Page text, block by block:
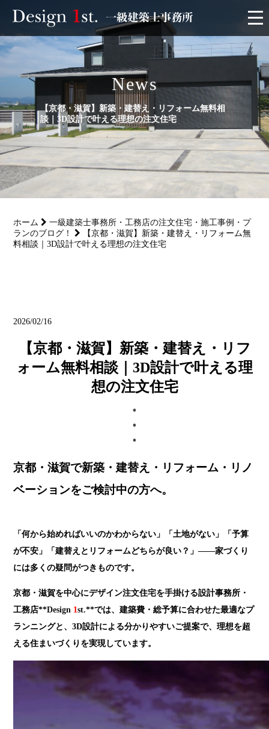
モニター
施工実績・施工事例
リフォーム
サービス
News
【京都・滋賀】新築・建替え・リフォーム無料相
談｜3D設計で叶える理想の注文住宅
ホーム
一級建築士事務所・工務店の注文住宅・施工事例・プ
ランのブログ！
【京都・滋賀】新築・建替え・リフォーム無
料相談｜3D設計で叶える理想の注文住宅
2026/02/16
【京都・滋賀】新築・建替え・リフ
ォーム無料相談｜3D設計で叶える理
想の注文住宅
京都・滋賀で新築・建替え・リフォーム・リノ
ベーションをご検討中の方へ。
「何から始めればいいのかわからない」「土地がない」「予算
が不安」「建替えとリフォームどちらが良い？」――家づくり
には多くの疑問がつきものです。
京都・滋賀を中心にデザイン注文住宅を手掛ける設計事務所・
工務店**Design 1st.**では、建築費・総予算に合わせた最適なプ
ランニングと、3D設計による分かりやすいご提案で、理想を超
える住まいづくりを実現しています。